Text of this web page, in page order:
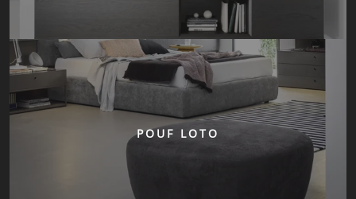
POUF LOTO